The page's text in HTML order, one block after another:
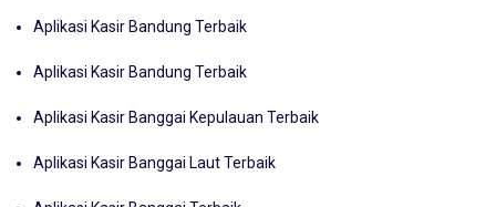
Aplikasi Kasir Bandung Terbaik
Aplikasi Kasir Bandung Terbaik
Aplikasi Kasir Banggai Kepulauan Terbaik
Aplikasi Kasir Banggai Laut Terbaik